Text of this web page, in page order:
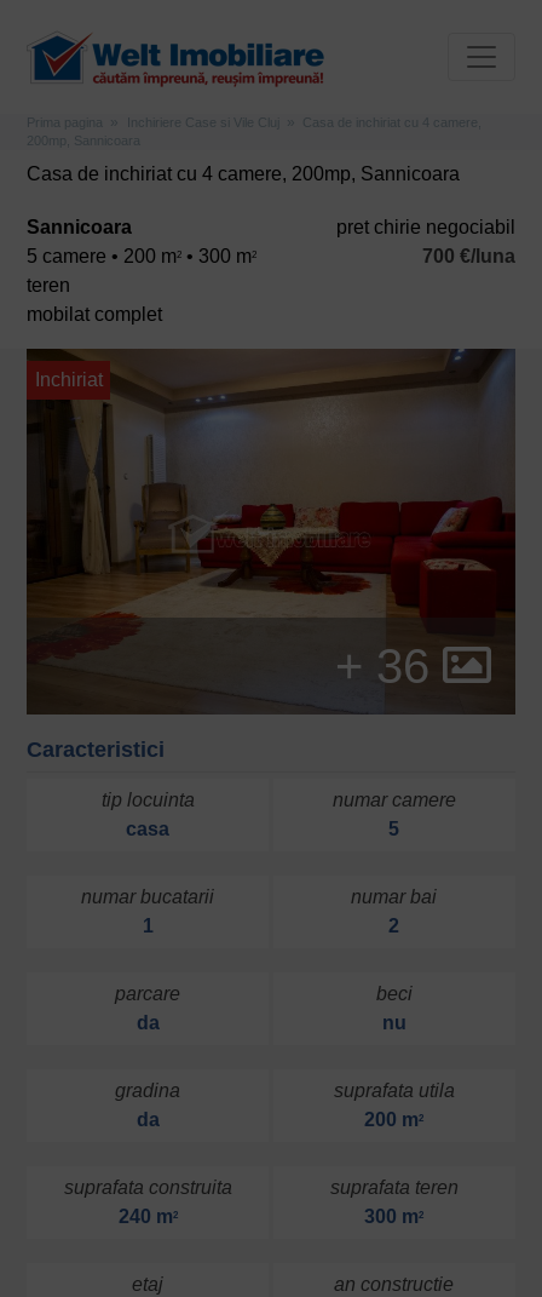
Prima pagina Inchiriere Case si Vile Cluj
Casa de inchiriat cu 4 camere,
200mp, Sannicoara
Casa de inchiriat cu 4 camere, 200mp, Sannicoara
Sannicoara
5 camere • 200 m2 • 300 m2
teren
mobilat complet
pret chirie negociabil
700 €/luna
+ 36
Inchiriat
Caracteristici
tip locuinta
casa
numar camere
5
numar bucatarii
1
numar bai
2
parcare
da
beci
nu
gradina
da
suprafata utila
200 m2
suprafata construita
240 m2
suprafata teren
300 m2
etaj
an constructie